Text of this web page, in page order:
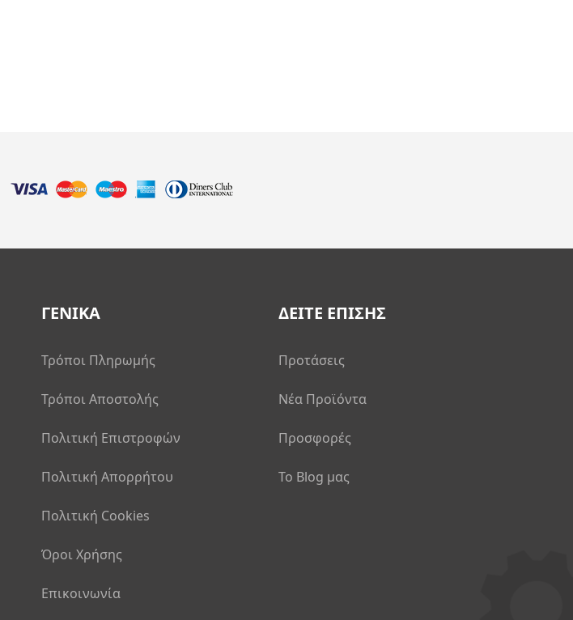
ΓΕΝΙΚΑ
Τρόποι Πληρωμής
Τρόποι Αποστολής
Πολιτική Επιστροφών
Πολιτική Απορρήτου
Πολιτική Cookies
Όροι Χρήσης
Επικοινωνία
ΔΕΙΤΕ ΕΠΙΣΗΣ
Προτάσεις
Νέα Προϊόντα
Προσφορές
Το Blog μας